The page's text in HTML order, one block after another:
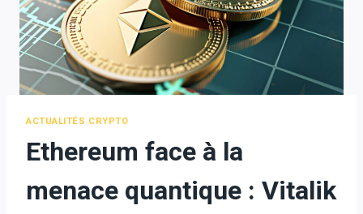
ACTUALITÉS CRYPTO
Ethereum face à la
menace quantique : Vitalik